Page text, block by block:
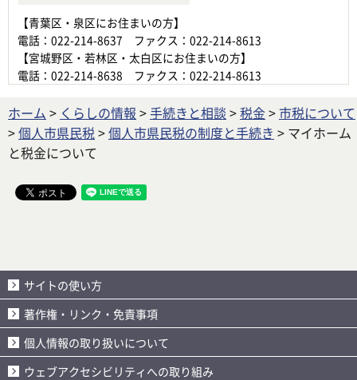
【青葉区・泉区にお住まいの方】
電話：022-214-8637 ファクス：022-214-8613
【宮城野区・若林区・太白区にお住まいの方】
電話：022-214-8638 ファクス：022-214-8613
ホーム > くらしの情報 >手続きと相談 >税金>市税について
>個人市県民税>個人市県民税の制度と手続き > マイホーム
と税金について
サイトの使い方
著作権・リンク・免責事項
個人情報の取り扱いについて
ウェブアクセシビリティへの取り組み